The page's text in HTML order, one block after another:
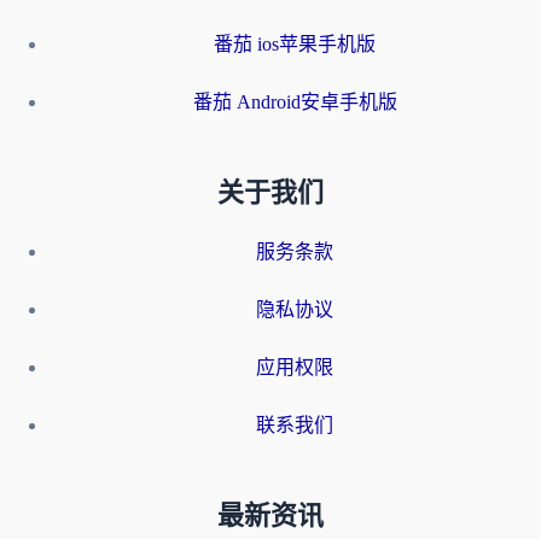
番茄 ios苹果手机版
番茄 Android安卓手机版
关于我们
服务条款
隐私协议
应用权限
联系我们
最新资讯